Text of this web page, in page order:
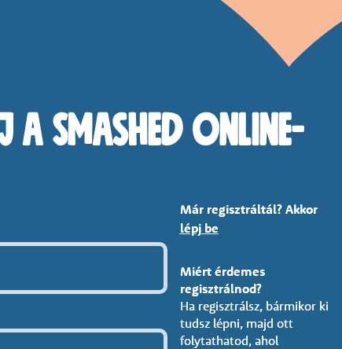
Smashed Online-
Már regisztráltál? Akkor
lépj be
Miért érdemes
regisztrálnod?
Ha regisztrálsz, bármikor ki
tudsz lépni, majd ott
folytathatod, ahol
Már regisztráltál? Akkor
lépj be
Miért érdemes
regisztrálnod?
Ha regisztrálsz, bármikor ki
tudsz lépni, majd ott
folytathatod, ahol